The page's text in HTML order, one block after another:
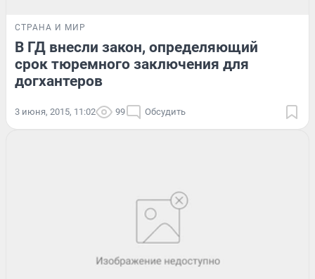
СТРАНА И МИР
В ГД внесли закон, определяющий
срок тюремного заключения для
догхантеров
3 июня, 2015, 11:02 99 Обсудить